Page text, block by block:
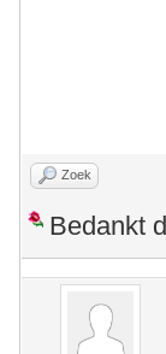
Zoek
Bedankt